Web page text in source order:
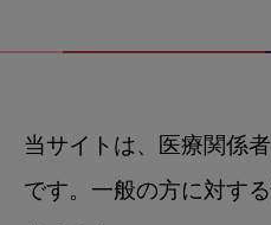
当サイトは、医療関係
です。一般の方に対す